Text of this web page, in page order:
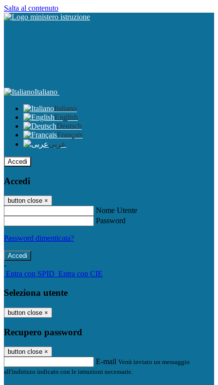
Salta al contenuto
Italiano
Italiano
English
Deutsch
Français
عربى
Accedi
Accedi
button close ×
Nome Utente
Password
Password dimenticata?
-
Entra con SPID Entra con CIE
Seleziona utente
button close ×
Recupero password
button close ×
E-mail Verrà inviato un messaggio
all'indirizzo indicato con le istruzioni necessarie.